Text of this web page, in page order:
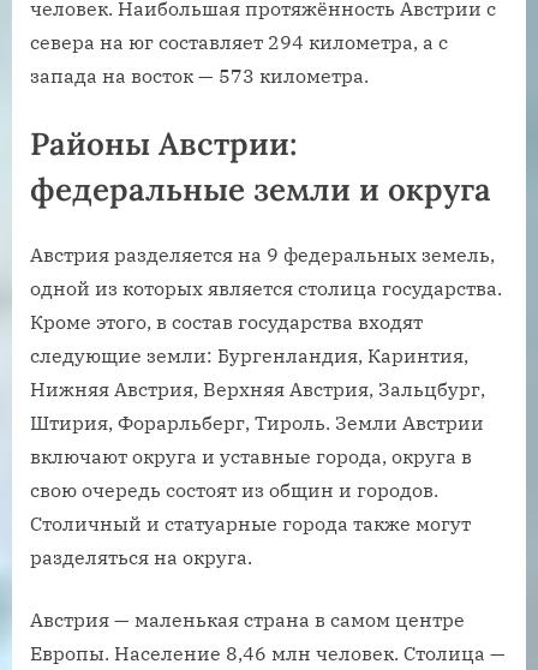
человек. Наибольшая протяжённость Австрии с
севера на юг составляет 294 километра, а с
запада на восток — 573 километра.
Районы Австрии:
федеральные земли и округа
Австрия разделяется на 9 федеральных земель,
одной из которых является столица государства.
Кроме этого, в состав государства входят
следующие земли: Бургенландия, Каринтия,
Нижняя Австрия, Верхняя Австрия, Зальцбург,
Штирия, Форарльберг, Тироль. Земли Австрии
включают округа и уставные города, округа в
свою очередь состоят из общин и городов.
Столичный и статуарные города также могут
разделяться на округа.
Австрия — маленькая страна в самом центре
Европы. Население 8,46 млн человек. Столица —